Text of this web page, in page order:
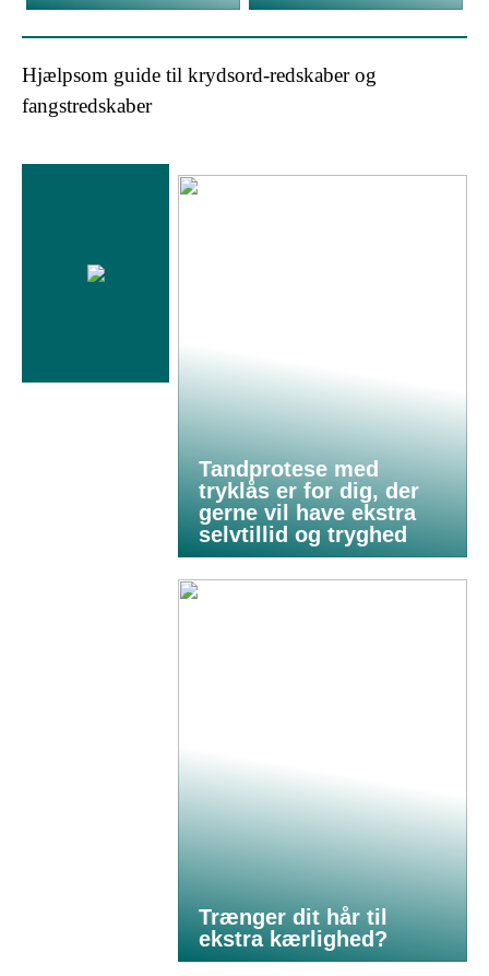
Hjælpsom guide til krydsord-redskaber og
fangstredskaber
Tandprotese med
tryklås er for dig, der
gerne vil have ekstra
selvtillid og tryghed
Trænger dit hår til
ekstra kærlighed?